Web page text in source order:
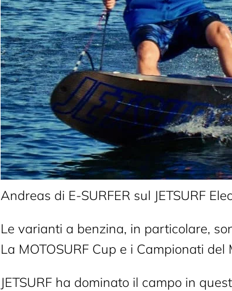
Andreas di E-SURFER sul JETSURF
Le varianti a benzina, in particolare,
La MOTOSURF Cup e i Campionati
JETSURF ha dominato il campo in